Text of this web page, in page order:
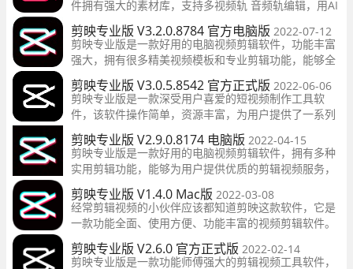
件拥有强大的素材库，支持多视频轨 音频轨编辑，用AI
为创作赋能，满足多种专业剪辑场景。还支持多种格式
的视频文件，各种特效用户可以一键轻松添加，感兴趣
的小伙伴快来下载吧。
剪映专业版 V3.2.0.8784 官方电脑版 2022-07-12
剪映专业版是一款好用的电脑视频剪辑软件，功能丰富
强大，拥有很多精美视频模板和专业剪辑功能，能够全
面满足用户的剪辑需求，软件界面简洁人性化，用户可
以很好上手，即使是剪辑小白，也能轻松剪辑，有需要
的用户快来下载体验吧。
剪映专业版 V3.0.5.8542 官方正式版 2022-06-06
剪映专业版是一款深受用户喜爱的短视频制作工具软
件，该软件操作简单，资源丰富，为用户提供了一系列
的视频操作流程，新增了HDR导入导出、关键帧、预设
样式等内容，用户可以对视频进行切割、变速、倒放、
画布、转场等操作。欢迎用户前来下载。
剪映专业版 V2.9.0.8174 电脑版 2022-04-15
剪映专业版是一款好用的电脑视频剪辑软件，拥有多种
实用剪辑功能，能够为用户提供优质的剪辑视频服务，
丰富的模板、特效，拥有卡点、去水印，特效制作、倒
放、变速等，还有专业风格滤镜，很是实用，有需要的
用户快来下载体验吧。
剪映专业版 V1.4.0 Mac版 2022-03-08
经常剪辑视频的小伙伴应该都知道剪映这款软件，它是
一款功能全面、使用方便、功能丰富的视频剪辑软件。
本站今天为大家带来的是剪映的Mac版，非常专业，能
够轻松帮助用户进行多视频轨、音轨编辑、曲线变速、
剪映专业版 V2.6.0 官方正式版 2022-02-14
剪映专业版是一款功能师傅强大的剪辑视频工具软件，